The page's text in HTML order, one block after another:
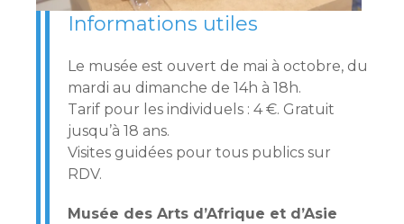
Informations utiles
Le musée est ouvert de mai à octobre, du
mardi au dimanche de 14h à 18h.
Tarif pour les individuels : 4 €. Gratuit
jusqu’à 18 ans.
Visites guidées pour tous publics sur
RDV.
Musée des Arts d’Afrique et d’Asie